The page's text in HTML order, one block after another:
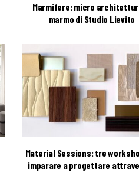
Marmifere: micro
marmo di Studio Lievito
Material Sessions: tre
imparare a progettare